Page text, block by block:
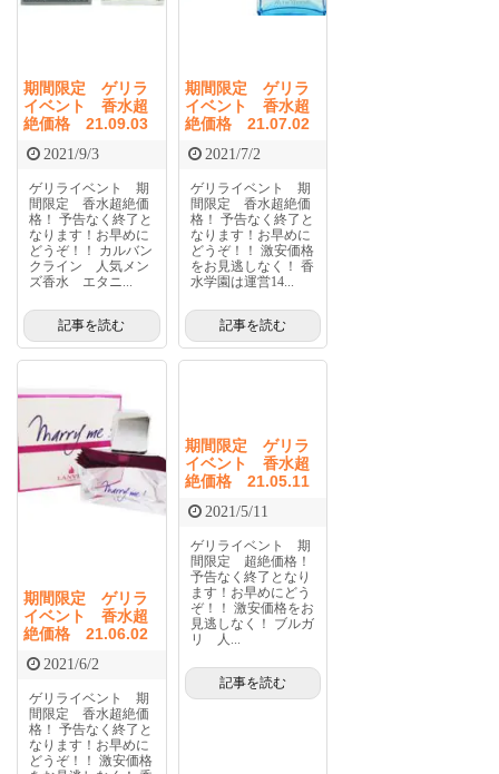
期間限定 ゲリラ
イベント 香水超
絶価格 21.09.03
2021/9/3
ゲリライベント 期
間限定 香水超絶価
格！ 予告なく終了と
なります！お早めに
どうぞ！！ カルバン
クライン 人気メン
ズ香水 エタニ...
記事を読む
期間限定 ゲリラ
イベント 香水超
絶価格 21.07.02
2021/7/2
ゲリライベント 期
間限定 香水超絶価
格！ 予告なく終了と
なります！お早めに
どうぞ！！ 激安価格
をお見逃しなく！ 香
水学園は運営14...
記事を読む
期間限定 ゲリラ
イベント 香水超
絶価格 21.06.02
2021/6/2
ゲリライベント 期
間限定 香水超絶価
格！ 予告なく終了と
なります！お早めに
どうぞ！！ 激安価格
期間限定 ゲリラ
イベント 香水超
絶価格 21.05.11
2021/5/11
ゲリライベント 期
間限定 超絶価格！
予告なく終了となり
ます！お早めにどう
ぞ！！ 激安価格をお
見逃しなく！ ブルガ
リ 人...
記事を読む